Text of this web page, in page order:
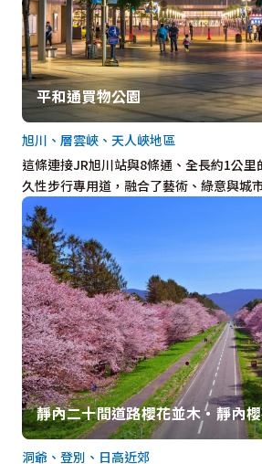
平和通買物公園
這條連接JR旭川站與8條通、全長約1公里
久性步行專用道，融合了藝術、綠意與城
旭川、層雲峽、天人峽地區
靜內二十間道路櫻花並木・靜內
洞爺、登別、日高近郊